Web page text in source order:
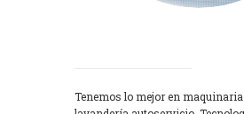
Tenemos lo mejor en maquinaria